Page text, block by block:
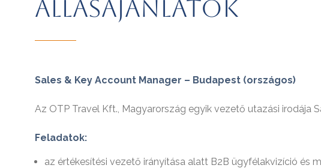
Állásajánlatok
Sales & Key Account Manager – Budapest (országos)
Az OTP Travel Kft., Magyarország egyik vezető utazási irodája
Feladatok:
az értékesítési vezető irányítása alatt B2B ügyfélakvizíció és